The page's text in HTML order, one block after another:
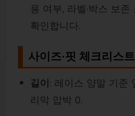
용 여부, 라벨·박스 보존
확인합니다.
사이즈·핏 체크리스
길이 : 레이스 양말 기준
리막 압박 0.